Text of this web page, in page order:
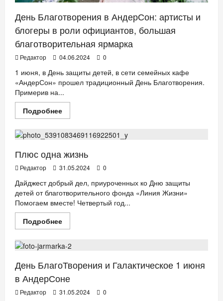
День Благотворения в АндерСон: артисты и
блогеры в роли официантов, большая
благотворительная ярмарка
Редактор 04.06.2024 0
1 июня, в День защиты детей, в сети семейных кафе
«АндерСон» прошел традиционный День Благотворения.
Примерив на...
ПодробнееПрочитать
больше
День
Благотворения
АндерСон:
артисты
и
блогеры
в
роли
официантов,
большая
благотворительная
ярмарка
Плюс одна жизнь
Редактор 31.05.2024 0
Дайджест добрый дел, приуроченных ко Дню защиты
детей от благотворительного фонда «Линия Жизни»
Помогаем вместе! Четвертый год...
ПодробнееПрочитать
больше
Плюс
одна
День БлагоТворения и Галактическое 1 июня
в АндерСоне
Редактор 31.05.2024 0